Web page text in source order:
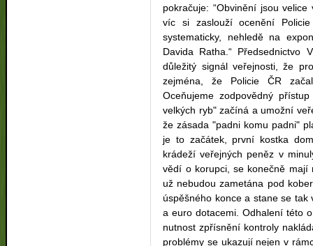
pokračuje: “Obvinění jsou
víc si zaslouží ocenění
systematicky, nehledě na
Davida Ratha.“ Předsednictvo
důležitý signál veřejnosti, že
zejména, že Policie ČR
Oceňujeme zodpovědný
velkých ryb" začíná a umožní
že zásada "padni komu padni"
je to začátek, první kostka
krádeží veřejných peněz v
vědí o korupci, se konečně
už nebudou zametána pod
úspěšného konce a stane se
a euro dotacemi. Odhalení této
nutnost zpřísnění kontroly
problémy se ukazují nejen v